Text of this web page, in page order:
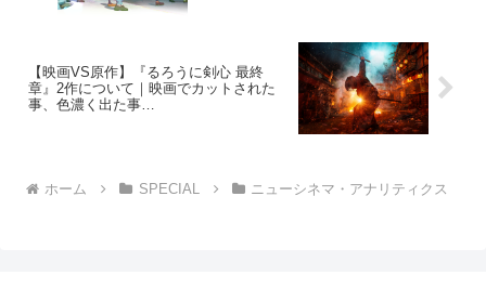
【映画VS原作】『るろうに剣心 最終
章』2作について｜映画でカットされた
事、色濃く出た事…
ホーム SPECIAL ニューシネマ・アナリティクス